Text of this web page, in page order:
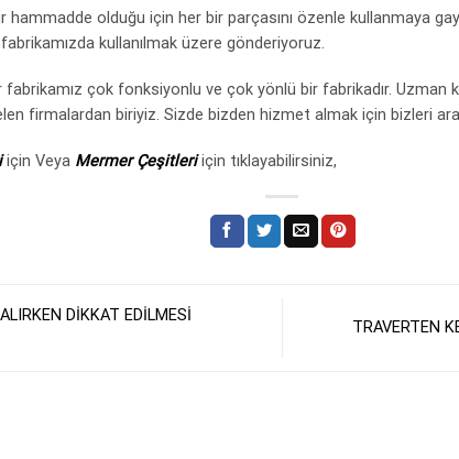
hammadde olduğu için her bir parçasını özenle kullanmaya
kullanılmak üzere gönderiyoruz.
çok fonksiyonlu ve çok yönlü bir fabrikadır. Uzman
firmalardan biriyiz. Sizde bizden hizmet almak için bizleri
için Veya Mermer Çeşitleriiçin tıklayabilirsiniz,
DİKKAT EDİLMESİ
TRAVERTEN